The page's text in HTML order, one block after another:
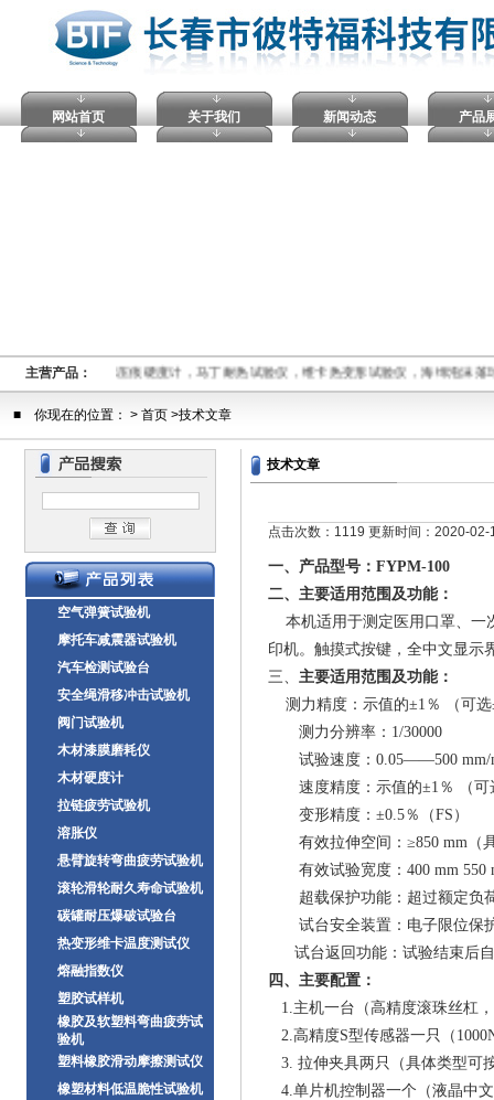
网站首页 关于我们 新闻动态 产品
主营产品：
穿试验仪，塑料球压痕硬度计，马丁耐热试验仪，维卡热变形试验仪，海绵泡沫
■ 你现在的位置： > 首页 >技术文章
空气弹簧试验机
摩托车减震器试验机
汽车检测试验台
安全绳滑移冲击试验机
阀门试验机
木材漆膜磨耗仪
木材硬度计
拉链疲劳试验机
溶胀仪
悬臂旋转弯曲疲劳试验机
滚轮滑轮耐久寿命试验机
碳罐耐压爆破试验台
热变形维卡温度测试仪
熔融指数仪
塑胶试样机
橡胶及软塑料弯曲疲劳试
验机
塑料橡胶滑动摩擦测试仪
橡塑材料低温脆性试验机
技术文章
点击次数：1119 更新时间：2020-02-
一、 产品型号：FYPM-100
二、 主要适用范围及功能：
本机适用于测定 医用口罩、一
印机。触摸式按键，全中文显示
三、 主要适用范围及功能：
测力精度：示值的±1％ （可选
测力分辨率：1/30000
试验速度：0.05——500 mm/
速度精度：示值的±1％ （可
变形精度：±0.5％（FS）
有效拉伸空间：≥850 mm（
有效试验宽度：400 mm 550
超载保护功能：超过额定负
试台安全装置：电子限位保
试台返回功能：试验结束后自
四、 主要配置：
1.主机一台（高精度滚珠丝杠
2.高精度S型传感器一只（
3. 拉伸夹具两只（具体类型可
4.单片机控制器一个（液晶中